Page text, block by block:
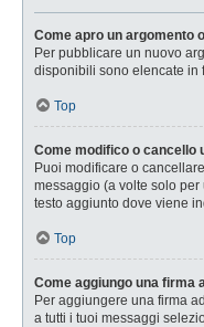
Come apro un argomento
Per pubblicare un nuovo
disponibili sono elencate in
Top
Come modifico o cancello
Puoi modificare o
messaggio (a volte solo
testo aggiunto dove viene
Top
Come aggiungo una firma
Per aggiungere una firma
a tutti i tuoi messaggi